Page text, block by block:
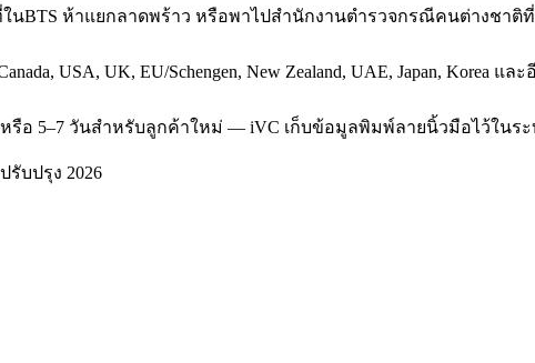
BTS ห้าแยกลาดพร้าว หรือพาไปสำนักงานตำรวจกรณีคนต่างชาติที่
USA, UK, EU/Schengen, New Zealand, UAE, Japan, Korea แ
หรือ 5–7 วันสำหรับลูกค้าใหม่ — iVC เก็บข้อมูลพิมพ์ลายนิ้วมือไว้ในร
รับปรุง 2026